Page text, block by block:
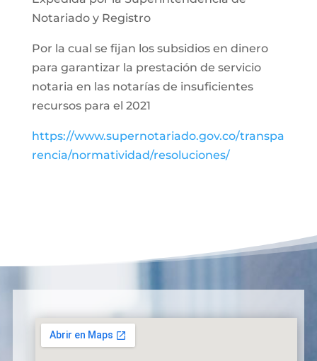
Notariado y Registro
Por la cual se fijan los subsidios en dinero
para garantizar la prestación de servicio
notaria en las notarías de insuficientes
recursos para el 2021
https://www.supernotariado.gov.co/transpa
rencia/normatividad/resoluciones/